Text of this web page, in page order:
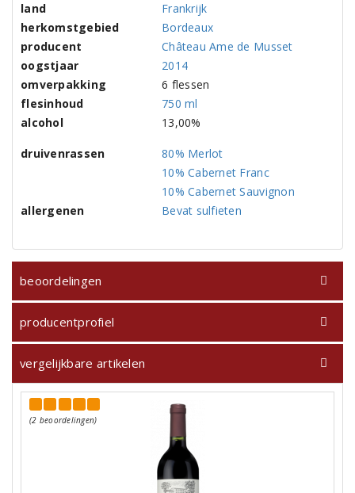
land
Frankrijk
herkomstgebied
Bordeaux
producent
Château Ame de Musset
oogstjaar
2014
omverpakking
6 flessen
flesinhoud
750 ml
alcohol
13,00%
druivenrassen
80% Merlot
10% Cabernet Franc
10% Cabernet Sauvignon
allergenen
Bevat sulfieten
beoordelingen
producentprofiel
vergelijkbare artikelen
(2 beoordelingen)